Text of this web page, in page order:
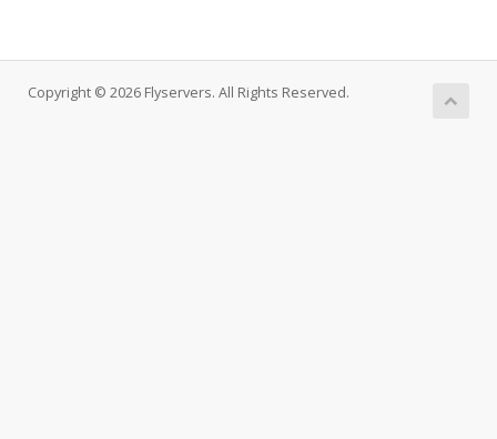
Copyright © 2026 Flyservers. All Rights Reserved.